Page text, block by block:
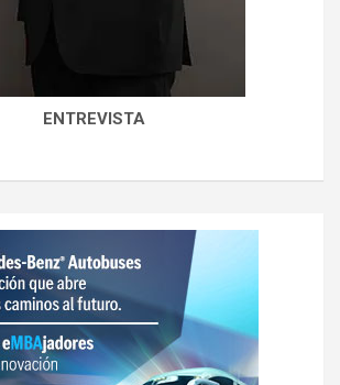
ENTREVISTA